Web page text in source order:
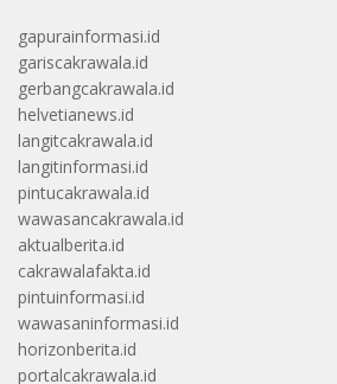
gapurainformasi.id
gariscakrawala.id
gerbangcakrawala.id
helvetianews.id
langitcakrawala.id
langitinformasi.id
pintucakrawala.id
wawasancakrawala.id
aktualberita.id
cakrawalafakta.id
pintuinformasi.id
wawasaninformasi.id
horizonberita.id
portalcakrawala.id